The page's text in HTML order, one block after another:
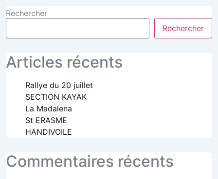
Rechercher
Rechercher
Articles récents
Rallye du 20 juillet
SECTION KAYAK
La Madalena
St ERASME
HANDIVOILE
Commentaires récents